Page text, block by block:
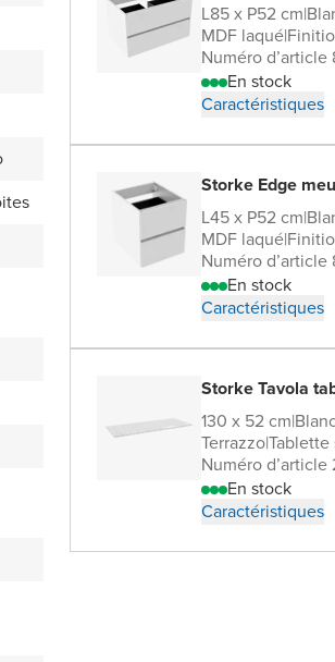
L85 x P52 cm|
MDF laqué|
Numéro d’article
En stock
Caractéristiques
Storke Edge
L45 x P52 cm|
MDF laqué|
Numéro d’article
En stock
Caractéristiques
Storke Tavola
130 x 52 cm|
Terrazzo|
Numéro d’article
En stock
Caractéristiques